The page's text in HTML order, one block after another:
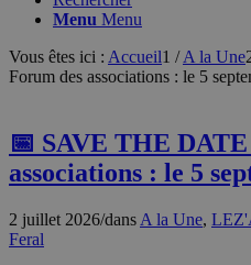
Menu Menu
Vous êtes ici : Accueil1 / A la Une
Forum des associations : le 5
📅 SAVE THE
associations : le 5
2 juillet 2026/dans A la Une,
Feral